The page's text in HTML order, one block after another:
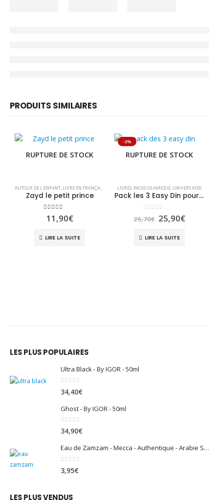
PRODUITS SIMILAIRES
RUPTURE DE STOCK
AUTOUR DE L'ENFANT, LIVRE EN FRANÇAIS LIVRES,LIVRES,UNIVERS KIDS
Zayd le petit prince
5.00 sur 5
11,90€
LIRE LA SUITE
-3%
RUPTURE DE STOCK
LIVRES, PACKS ISLAMIQUE, UNIVERS KIDS
Pack les 3 Easy Din pour enfant
sur 5
26,70€ Le
prix
initial
était :
25,90€Le
LIRE LA SUITE
LES PLUS POPULAIRES
Ultra Black - By IGOR - 50ml
34,40€
Ghost - By IGOR - 50ml
0 sur 5
34,90€
Eau de Zamzam - Mecca - Authentique - Arabie Saoudite - 500 ml
3,95€
LES PLUS VENDUS